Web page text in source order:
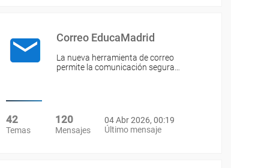
Correo EducaMadrid
La nueva herramienta de correo
permite la comunicación segura…
42
Temas
120
Mensajes
04 Abr 2026, 00:19
Último mensaje